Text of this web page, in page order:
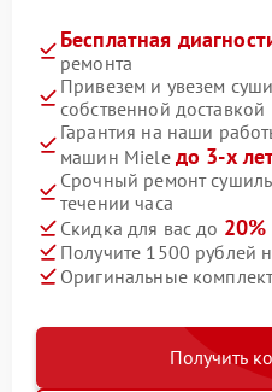
Бесплатная
ремонта
Привезем и увезем
собственной доставкой
Гарантия на наши
машин Miele до 3-х
Срочный ремонт
течении часа
Скидка для вас до 20%
Получите 1500 рублей
Оригинальные
Получить